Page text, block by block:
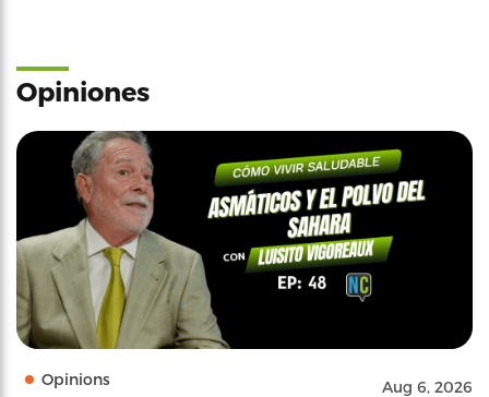
Opiniones
Opinions Aug 6, 2026